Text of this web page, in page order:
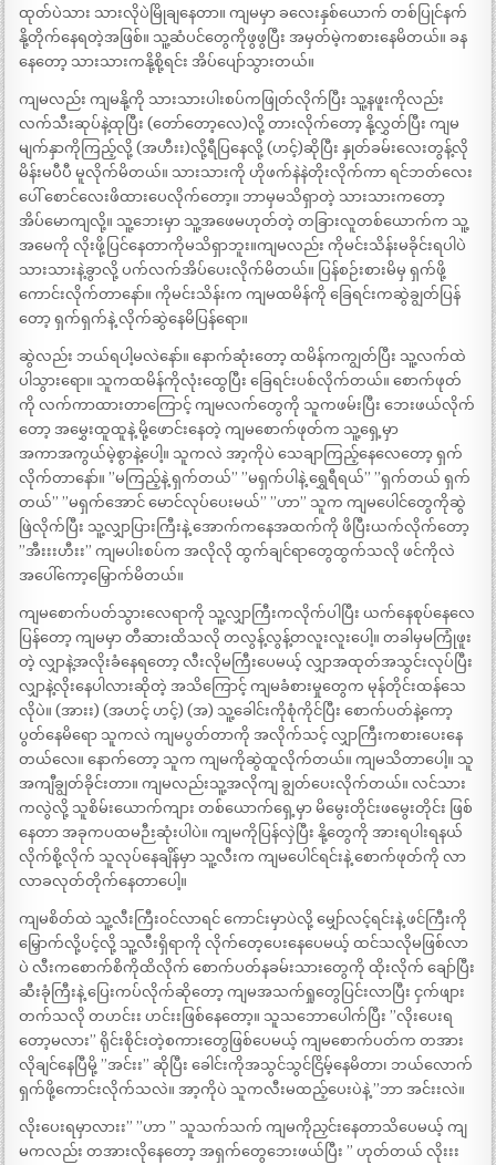
ထုတ်ပဲသား သားလိုပဲမြိုချနေတာ။ ကျမမှာ ခလေးနှစ်ယောက် တစ်ပြုင်နက်
နို့တိုက်နေရတဲ့အဖြစ်။ သူ့ဆံပင်တွေကိုဖွဖွပြီး အမှတ်မဲ့ကစားနေမိတယ်။ ခန
နေတော့ သားသားကနို့စို့ရင်း အိပ်ပျော်သွားတယ်။
ကျမလည်း ကျမနို့ကို သားသားပါးစပ်ကဖြုတ်လိုက်ပြီး သူ့နဖူးကိုလည်း
လက်သီးဆုပ်နဲ့ထုပြီး (တော်တော့လေ)လို့ တားလိုက်တော့ နို့လွှတ်ပြီး ကျမ
မျက်နှာကိုကြည့်လို့ (အဟီးး)လို့ရီပြနေလို့ (ဟင့်)ဆိုပြီး နှုတ်ခမ်းလေးတွန့်လို
မိန်းမပီပီ မူလိုက်မိတယ်။ သားသားကို ဟိုဖက်နဲနဲတိုးလိုက်ကာ ရင်ဘတ်လေး
ပေါ် စောင်လေးဖိထားပေလိုက်တော့။ ဘာမှမသိရှာတဲ့ သားသားကတော့
အိပ်မောကျလို့။ သူ့ဘေးမှာ သူ့အဖေမဟုတ်တဲ့ တခြားလူတစ်ယောက်က သူ့
အမေကို လိုးဖို့ပြင်နေတာကိုမသိရှာဘူး။ကျမလည်း ကိုမင်းသိန်းမခိုင်းရပါပဲ
သားသားနဲ့ခွာလို့ ပက်လက်အိပ်ပေးလိုက်မိတယ်။ ပြန်စဉ်းစားမိမှ ရှက်ဖို့
ကောင်းလိုက်တာနော်။ ကိုမင်းသိန်းက ကျမထမိန်ကို ခြေရင်းကဆွဲချွတ်ပြန်
တော့ ရှက်ရှက်နဲ့ လိုက်ဆွဲနေမိပြန်ရော။
ဆွဲလည်း ဘယ်ရပါ့မလဲနော်။ နောက်ဆုံးတော့ ထမိန်ကကျွတ်ပြီး သူ့လက်ထဲ
ပါသွားရော။ သူကထမိန်ကိုလုံးထွေပြီး ခြေရင်းပစ်လိုက်တယ်။ စောက်ဖုတ်
ကို လက်ကာထားတာကြောင့် ကျမလက်တွေကို သူကဖမ်းပြီး ဘေး‌ဖယ်လိုက်
တော့ အမွှေးထူထူနဲ့ မို့ဖောင်းနေတဲ့ ကျမစောက်ဖုတ်က သူ့ရှေ့မှာ
အကာအကွယ်မဲ့စွာနဲ့ပေါ့။ သူကလဲ အာ့ကိုပဲ သေချာကြည့်နေလေတော့ ရှက်
လိုက်တာနော်။ ”မကြည့်နဲ့ ရှက်တယ်” ”မရှက်ပါနဲ့ ရွှေရီရယ်” ”ရှက်တယ် ရှက်
တယ်” ”မရှက်အောင် မောင်လုပ်ပေးမယ်” ”ဟာ” သူက ကျမပေါင်တွေကိုဆွဲ
ဖြဲလိုက်ပြီး သူ့လျှာပြားကြီးနဲ့ အောက်ကနေအထက်ကို ဖိပြီးယက်လိုက်တော့
”အီးးးဟီးး” ကျမပါးစပ်က အလိုလို ထွက်ချင်ရာတွေထွက်သလို ဖင်ကိုလဲ
အပေါ်ကော့မြှောက်မိတယ်။
ကျမစောက်ပတ်သွားလေရာကို သူ့လျှာကြီးကလိုက်ပါပြီး ယက်နေစုပ်နေလေ
ပြန်တော့ ကျမမှာ တီဆားထိသလို တလွန့်လွန့်တလူးလူးပေါ့။ တခါမှမကြုံဖူး
တဲ့ လျှာနဲ့အလိုးခံနေရတော့ လီးလိုမကြီးပေမယ့် လျှာအထုတ်အသွင်းလုပ်ပြီး
လျှာနဲ့လိုးနေပါလားဆိုတဲ့ အသိကြောင့် ကျမခံစားမှုတွေက မုန်တိုင်းထန်သေ
လိုပဲ။ (အားး) (အဟင့် ဟင့်) (အ) သူ့ခေါင်းကိုစုံကိုင်ပြီး စောက်ပတ်နဲ့ကော့
ပွတ်နေမိရော သူကလဲ ကျမပွတ်တာကို အလိုက်သင့် လျှာကြီးကစားပေးနေ
တယ်လေ။ နောက်တော့ သူက ကျမကိုဆွဲထူလိုက်တယ်။ ကျမသိတာပေါ့။ သူ
အကျီချွတ်ခိုင်းတာ။ ကျမလည်းသူ့အလိုကျ ချွတ်ပေးလိုက်တယ်။ လင်သား
ကလွဲလို့ သူစိမ်းယောက်ကျား တစ်ယောက်ရှေ့မှာ မိမွေးတိုင်းဖမွေးတိုင်း ဖြစ်
နေတာ အခုကပထမဉီးဆုံးပါပဲ။ ကျမကိုပြန်လှဲပြီး နို့တွေကို အားရပါးရနယ်
လိုက်စို့လိုက် သူလုပ်နေချိန်မှာ သူ့လီးက ကျမပေါင်ရင်းနဲ့ စောက်ဖုတ်ကို လာ
လာခလုတ်တိုက်နေတာပေါ့။
ကျမစိတ်ထဲ သူ့လီးကြီးဝင်လာရင် ကောင်းမှာပဲလို့ မျှော်လင့်ရင်းနဲ့ ဖင်ကြီးကို
မြှောက်လို့ပင့်လို့ သူ့လီးရှိရာကို လိုက်တေ့ပေးနေပေမယ့် ထင်သလိုမဖြစ်လာ
ပဲ လီးကစောက်စိကိုထိလိုက် စောက်ပတ်နခမ်းသားတွေကို ထိုးလိုက် ချော်ပြီး
ဆီးခုံကြီးနဲ့ ပြေးကပ်လိုက်ဆိုတော့ ကျမအသက်ရှုတွေပြင်းလာပြီး ငှက်ဖျား
တက်သလို တဟင်းး ဟင်းးဖြစ်နေတော့။ သူသဘောပေါက်ပြီး ”လိုးပေးရ
တော့မလား” ရိုင်းစိုင်းတဲ့စကားတွေဖြစ်ပေမယ့် ကျမစောက်ပတ်က တအား
လိုချင်နေပြီမို့ ”အင်းး” ဆိုပြီး ခေါင်းကိုအသွင်သွင်ငြိမ့်နေမိတာ၊ ဘယ်လောက်
ရှက်ဖို့ကောင်းလိုက်သလဲ။ အာ့ကိုပဲ သူကလီးမထည့်ပေးပဲနဲ့ ”ဘာ အင်းးလဲ။
လိုးပေးရမှာလားး” ”ဟာ ” သူသက်သက် ကျမကိုညှင်းနေတာသိပေမယ့် ကျ
မကလည်း တအားလိုနေတော့ အရှက်တွေဘေးဖယ်ပြီး ” ဟုတ်တယ် လိုးးး